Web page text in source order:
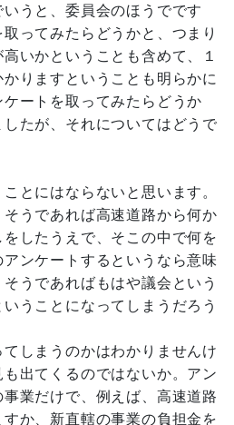
うと、委員会のほうでです
ってみたらどうかと、つまり
いかということも含めて、１
りますということも明らかに
ートを取ってみたらどうか
が、それについてはどうで
とにはならないと思います。
うであれば高速道路から何か
したうえで、そこの中で何を
ンケートするというなら意味
うであればもはや議会という
うことになってしまうだろう
しまうのかはわかりませんけ
出てくるのではないか。アン
業だけで、例えば、高速道路
か、新直轄の事業の負担金を